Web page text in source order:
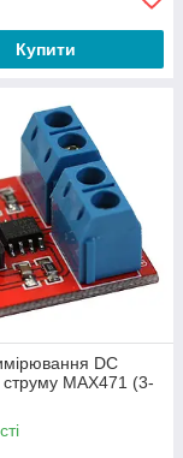
Купити
DC
струму MAX471 (3-